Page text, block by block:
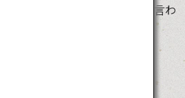
1年間無病息災で過ごせると言わ